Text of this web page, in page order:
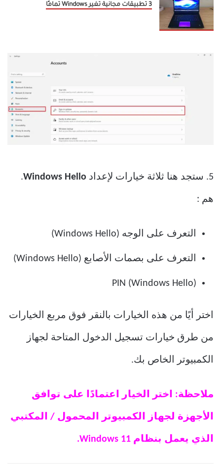
3 تطبيقات مجانية تغير Windows تمامًا
5. ستجد هنا ثلاثة خيارات لإعداد .
هم :
التعرف على الوجه (Windows Hello)
التعرف على بصمات الأصابع (Windows Hello)
PIN (Windows Hello)
اختر أيًا من هذه الخيارات بالنقر فوق مربع الخيارات
من طرق خيارات تسجيل الدخول المتاحة لجهاز
الكمبيوتر الخاص بك.
ملاحظة: اختر الخيار اعتمادًا على توافق
الأجهزة لجهاز الكمبيوتر المحمول / المكتبي
الذي يعمل بنظام Windows 11.